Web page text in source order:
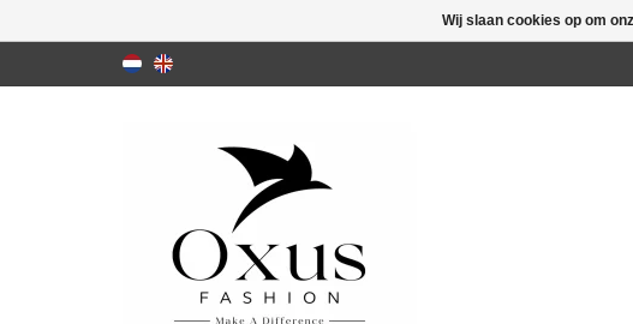
Wij slaan cookies op om